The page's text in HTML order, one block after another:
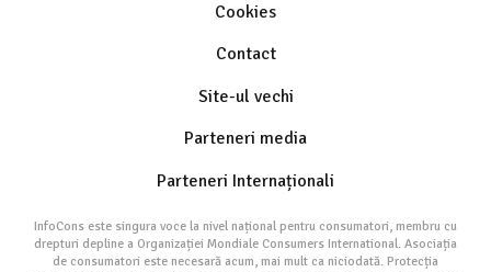
Cookies
Contact
Site-ul vechi
Parteneri media
Parteneri Internaționali
InfoCons este singura voce la nivel național pentru consumatori, membru cu
drepturi depline a Organizației Mondiale Consumers International. Asociația
de consumatori este necesară acum, mai mult ca niciodată. Protecția